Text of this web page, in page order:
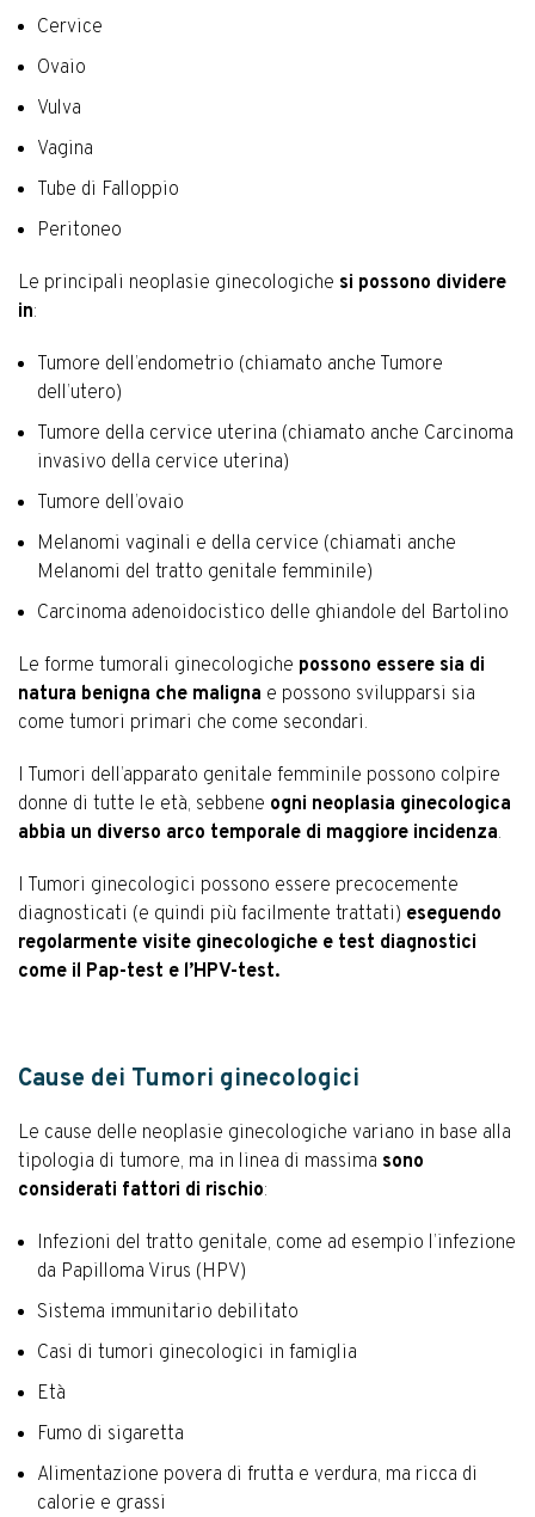
Cervice
Ovaio
Vulva
Vagina
Tube di Falloppio
Peritoneo
Le principali neoplasie ginecologiche si possono dividere
in:
Tumore dell’endometrio (chiamato anche Tumore
dell’utero)
Tumore della cervice uterina (chiamato anche Carcinoma
invasivo della cervice uterina)
Tumore dell’ovaio
Melanomi vaginali e della cervice (chiamati anche
Melanomi del tratto genitale femminile)
Carcinoma adenoidocistico delle ghiandole del Bartolino
Le forme tumorali ginecologiche possono essere sia di
natura benigna che maligna e possono svilupparsi sia
come tumori primari che come secondari.
I Tumori dell’apparato genitale femminile possono colpire
donne di tutte le età, sebbene ogni neoplasia ginecologica
abbia un diverso arco temporale di maggiore incidenza.
I Tumori ginecologici possono essere precocemente
diagnosticati (e quindi più facilmente trattati) eseguendo
regolarmente visite ginecologiche e test diagnostici
come il Pap-test e l’HPV-test.
Cause dei Tumori ginecologici
Le cause delle neoplasie ginecologiche variano in base alla
tipologia di tumore, ma in linea di massima sono
considerati fattori di rischio:
Infezioni del tratto genitale, come ad esempio l’infezione
da Papilloma Virus (HPV)
Sistema immunitario debilitato
Casi di tumori ginecologici in famiglia
Età
Fumo di sigaretta
Alimentazione povera di frutta e verdura, ma ricca di
calorie e grassi